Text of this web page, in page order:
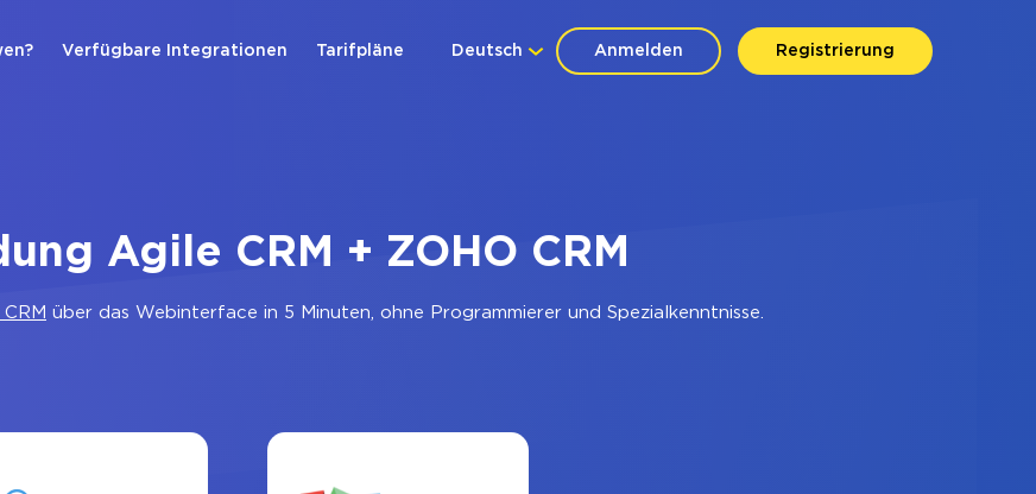
Anmelden Registrierung
Deutsch
Verfügbare Integrationen Tarifpläne
Agile CRM + ZOHO CRM
über das Webinterface in 5 Minuten, ohne Programmierer und Spezialkenntnisse.